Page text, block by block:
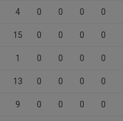
4 0 0 0 0
15 0 0 0 0
1 0 0 0 0
13 0 0 0 0
9 0 0 0 0